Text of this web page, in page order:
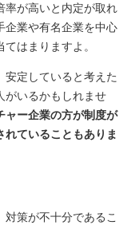
率が高いと内定が取れ
企業や有名企業を中心
はまりますよ。
安定していると考えた
がいるかもしれませ
ャー企業の方が制度が
ていることもありま
策が不十分であるこ